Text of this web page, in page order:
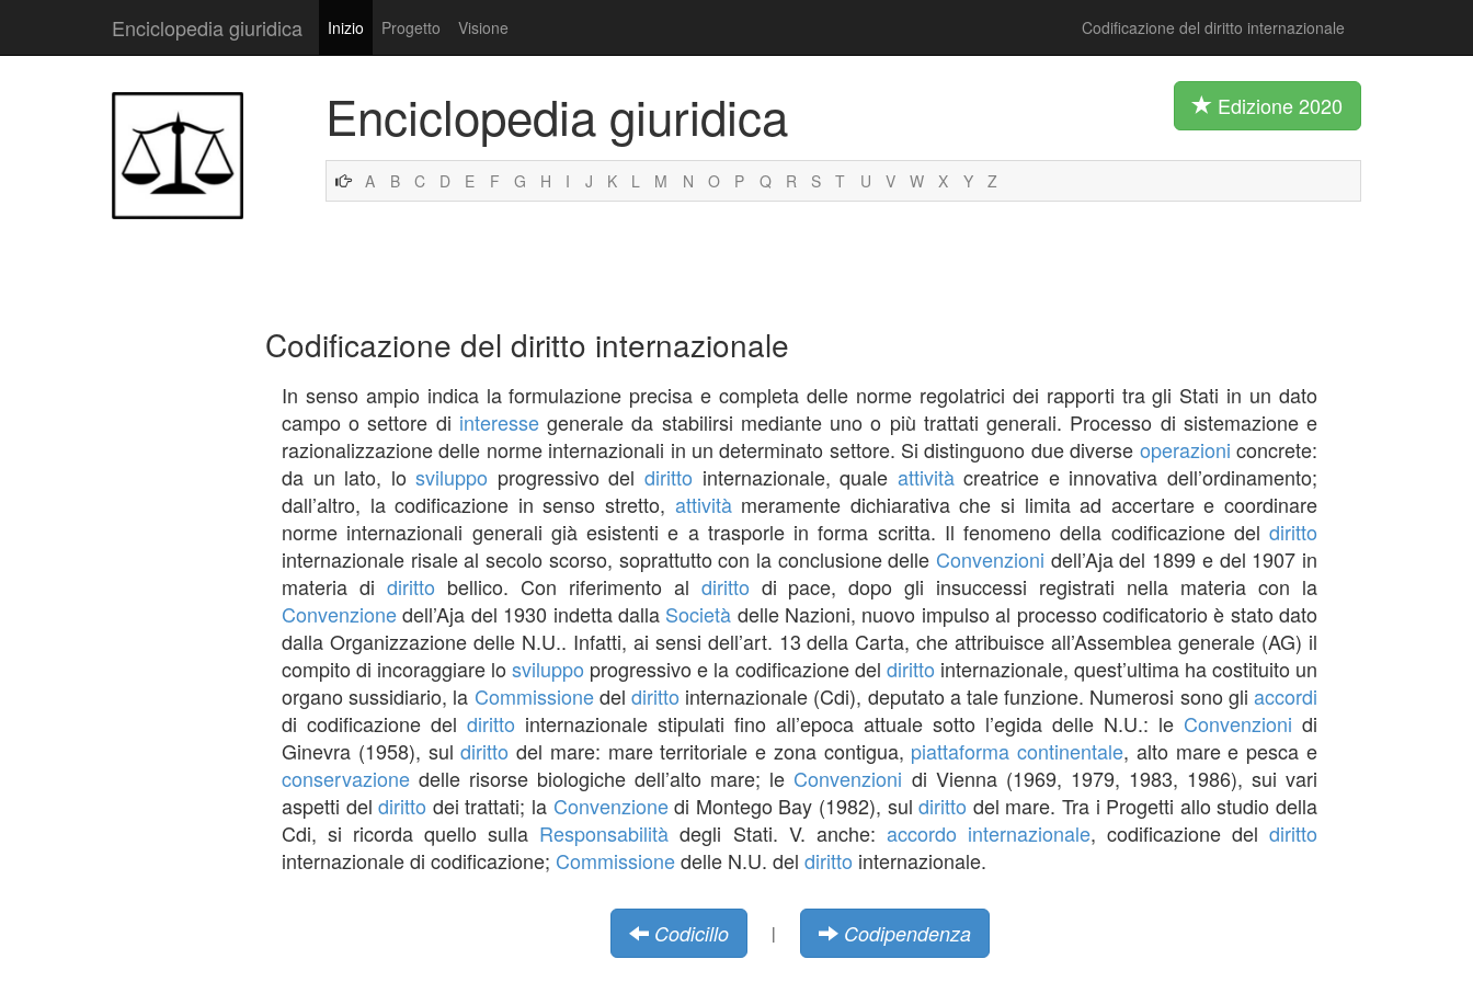
Enciclopedia giuridica Inizio Progetto Visione Codificazione del diritto internazionale
Enciclopedia giuridica Edizione 2020
A B C D E F G H I J K L M N O P Q R S T U V W X Y Z
Codificazione del diritto internazionale
In senso ampio indica la formulazione precisa e completa delle norme regolatrici dei rapporti tra gli Stati in un dato
campo o settore di interessegenerale da stabilirsi mediante uno o più trattati generali. Processo di sistemazione e
razionalizzazione delle norme internazionali in un determinato settore. Si distinguono due diverse operazioni concrete:
da un lato, losviluppo progressivo deldiritto internazionale, quale attivitàcreatrice e innovativa dell’ordinamento;
dall’altro, la codificazione in senso stretto, attivitàmeramente dichiarativa che si limita ad accertare e coordinare
norme internazionali generali già esistenti e a trasporle in forma scritta. Il fenomeno della codificazione del diritto
internazionale risale al secolo scorso, soprattutto con la conclusione delle Convenzioni dell’Aja del 1899 e del 1907 in
materia di diritto bellico. Con riferimento al diritto di pace, dopo gli insuccessi registrati nella materia con la
Convenzionedell’Aja del 1930 indetta dalla Società delle Nazioni, nuovo impulso al processo codificatorio è stato dato
dalla Organizzazione delle N.U.. Infatti, ai sensi dell’art. 13 della Carta, che attribuisce all’Assemblea generale (AG) il
compito di incoraggiare losviluppo progressivo e la codificazione del diritto internazionale, quest’ultima ha costituito un
organo sussidiario, la Commissionedeldiritto internazionale (Cdi), deputato a tale funzione. Numerosi sono gliaccordi
di codificazione del diritto internazionale stipulati fino all’epoca attuale sotto l’egida delle N.U.: le Convenzioni di
Ginevra (1958), suldiritto del mare: mare territoriale e zona contigua, piattaforma continentale, alto mare e pesca e
conservazione delle risorse biologiche dell’alto mare; le Convenzioni di Vienna (1969, 1979, 1983, 1986), sui vari
aspetti deldiritto dei trattati; la Convenzionedi Montego Bay (1982), suldiritto del mare. Tra i Progetti allo studio della
Cdi, si ricorda quello sulla Responsabilità degli Stati. V. anche: accordo internazionale, codificazione deldiritto
internazionale di codificazione; Commissionedelle N.U. del diritto internazionale.
Codicillo | Codipendenza